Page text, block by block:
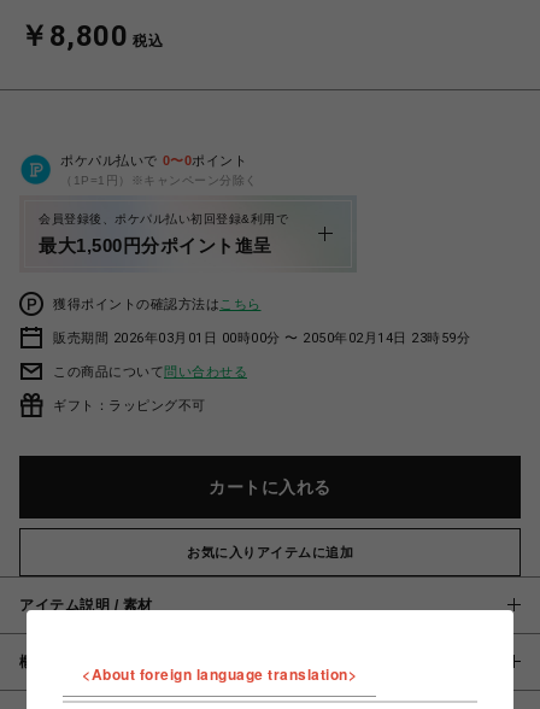
￥8,800 税込
ポケパル払いで 0〜0ポイント
（1P=1円）※キャンペーン分除く
会員登録後、ポケパル払い初回登録&利用で
最大1,500円分ポイント進呈
獲得ポイントの確認方法は こちら
販売期間 2026年03月01日 00時00分 〜 2050年02月14日 23時59分
この商品について問い合わせる
ギフト：ラッピング不可
カートに入れる
お気に入りアイテムに追加
アイテム説明 / 素材
概要
<About foreign language translation>